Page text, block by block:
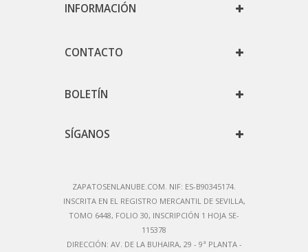
INFORMACIÓN
CONTACTO
BOLETÍN
SÍGANOS
ZAPATOSENLANUBE.COM. NIF: ES-B90345174.
INSCRITA EN EL REGISTRO MERCANTIL DE SEVILLA,
TOMO 6448, FOLIO 30, INSCRIPCIÓN 1 HOJA SE-
115378
DIRECCIÓN: AV. DE LA BUHAIRA, 29 - 9ª PLANTA -